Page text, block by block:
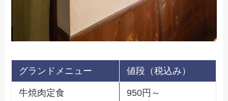
グランドメニュー 値段（税込み）
牛焼肉定食 950円～